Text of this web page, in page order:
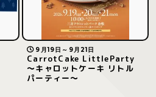
9月19日～9月21日
CarrotCake LittleParty
～キャロットケーキ リトル
パーティー～